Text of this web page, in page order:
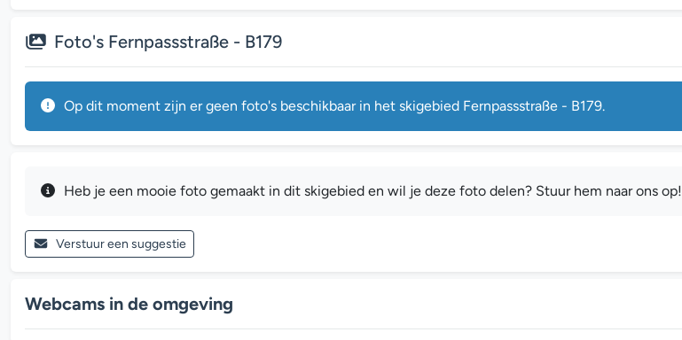
Foto's Fernpassstraße - B179
Op dit moment zijn er geen foto's beschikbaar in het skigebied Fernpassstraße - B179.
Heb je een mooie foto gemaakt in dit skigebied en wil je deze foto delen? Stuur hem naar ons op!
Verstuur een suggestie
Webcams in de omgeving